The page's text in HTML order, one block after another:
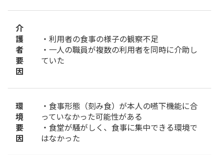
介
護
者
要
因
・利用者の食事の様子の観察不足
・一人の職員が複数の利用者を同時に介助し
ていた
環
境
要
因
・食事形態（刻み食）が本人の嚥下機能に合
っていなかった可能性がある
・食堂が騒がしく、食事に集中できる環境で
はなかった